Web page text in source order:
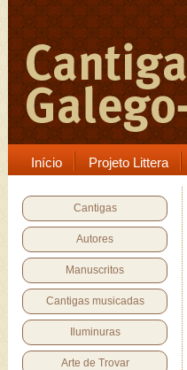
Início Projeto Littera
Cantigas
Autores
Manuscritos
Cantigas musicadas
Iluminuras
Arte de Trovar